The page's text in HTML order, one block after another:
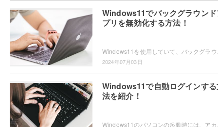
Windows11でバックグラウン
プリを無効化する方法！
2024年07月03日
Windows11で自動ログインす
法を紹介！